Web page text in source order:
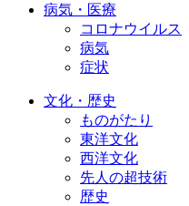
病気・医療
コロナウイルス
病気
症状
文化・歴史
ものがたり
東洋文化
西洋文化
先人の超技術
歴史